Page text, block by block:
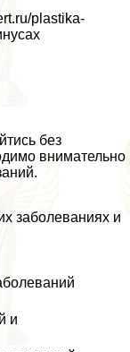
plastika-
без
внимательно
заболеваниях и
и